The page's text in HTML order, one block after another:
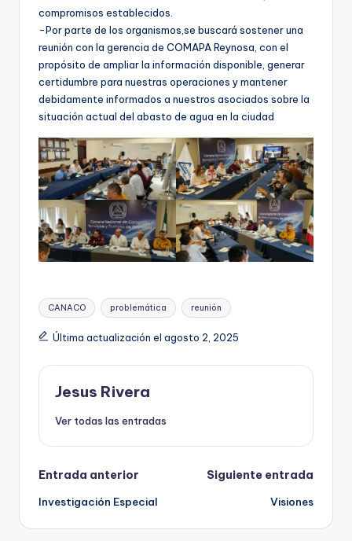
compromisos establecidos.
-Por parte de los organismos,se buscará sostener una
reunión con la gerencia de COMAPA Reynosa, con el
propósito de ampliar la información disponible, generar
certidumbre para nuestras operaciones y mantener
debidamente informados a nuestros asociados sobre la
situación actual del abasto de agua en la ciudad
Etiquetas:
CANACO problemática reunión
Última actualización el agosto 2, 2025
Jesus Rivera
Ver todas las entradas
Navegación
de
Entrada anterior
Investigación Especial
Siguiente entrada
Visiones